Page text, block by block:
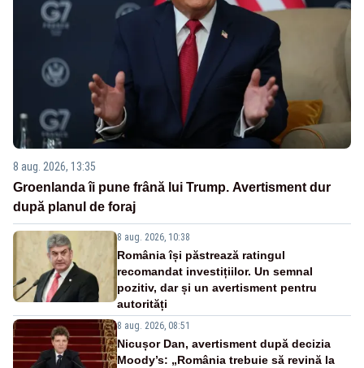
8 aug. 2026, 13:35
Groenlanda îi pune frână lui Trump. Avertisment dur
după planul de foraj
8 aug. 2026, 10:38
România își păstrează ratingul
recomandat investițiilor. Un semnal
pozitiv, dar și un avertisment pentru
autorități
8 aug. 2026, 08:51
Nicușor Dan, avertisment după decizia
Moody’s: „România trebuie să revină la